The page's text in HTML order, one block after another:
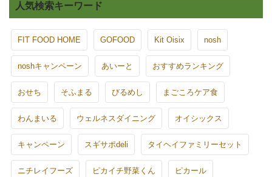
人気検索キーワード
FIT FOOD HOME GOFOOD Kit Oisix nosh
noshキャンペーン あいーと おすすめランキング
おせち そふまる びるめし まごころケア食
わんまいる ウェルネスダイニング オイシックス
キャンペーン スギサポdeli タイヘイファミリーセット
ニチレイフーズ ピカイチ野菜くん ピカール